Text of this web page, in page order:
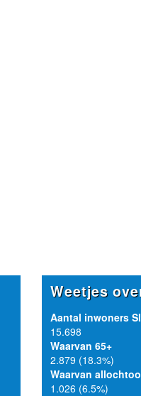
Weetjes
Aantal inwoners
15.698
Waarvan 65+
2.879 (18.3%)
Waarvan
1.026 (6.5%)